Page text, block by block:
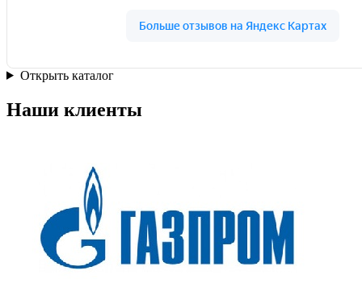
Открыть каталог
Наши клиенты